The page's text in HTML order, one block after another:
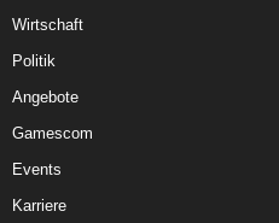
Wirtschaft
Politik
Angebote
Gamescom
Events
Karriere